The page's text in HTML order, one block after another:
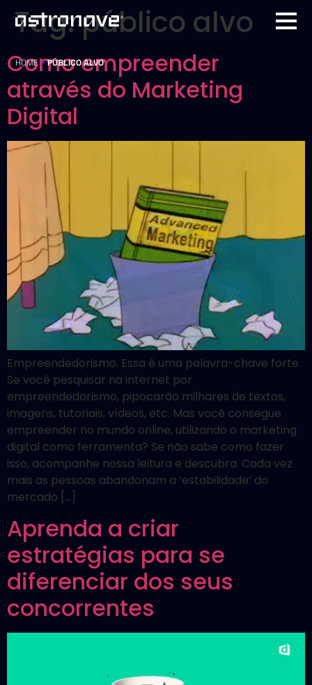
HOME >PÚBLICO ALVO
Tag:público alvo
Como empreender
através do Marketing
Digital
Empreendedorismo. Essa é uma palavra-chave forte.
Se você pesquisar na internet por
empreendedorismo, pipocarão milhares de textos,
imagens, tutoriais, vídeos, etc. Mas você consegue
empreender no mundo online, utilizando o marketing
digital como ferramenta? Se não sabe como fazer
isso, acompanhe nossa leitura e descubra. Cada vez
mais as pessoas abandonam a ‘estabilidade’ do
mercado […]
Aprenda a criar
estratégias para se
diferenciar dos seus
concorrentes